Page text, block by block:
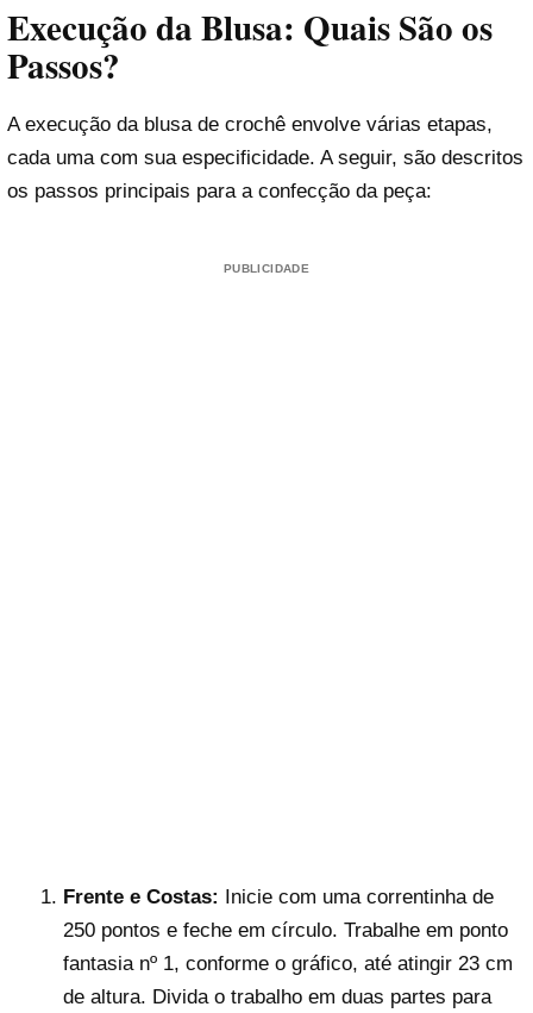
Execução da Blusa: Quais São os
Passos?
A execução da blusa de crochê envolve várias etapas,
cada uma com sua especificidade. A seguir, são descritos
os passos principais para a confecção da peça:
PUBLICIDADE
Frente e Costas: Inicie com uma correntinha de
250 pontos e feche em círculo. Trabalhe em ponto
fantasia nº 1, conforme o gráfico, até atingir 23 cm
de altura. Divida o trabalho em duas partes para